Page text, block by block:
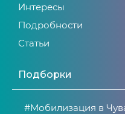
Интересы
Подробности
Статьи
Подборки
#Мобилизация в